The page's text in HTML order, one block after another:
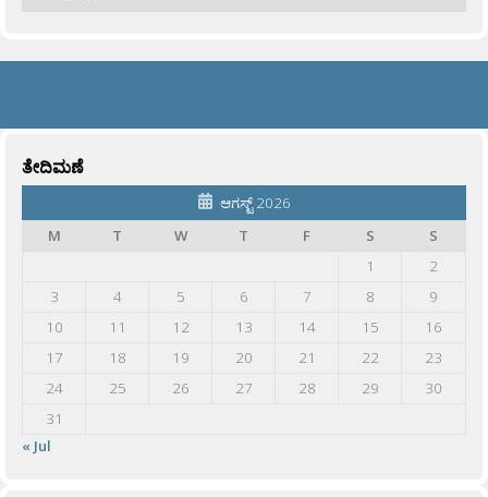
ತೇದಿಮಣೆ
ಆಗಸ್ಟ್ 2026
M
T W T F S
S
1
2
3
4 5 6 7 8
9
10
11 12 13 14 15
16
17
18 19 20 21 22
23
24
25 26 27 28 29
30
31
« Jul